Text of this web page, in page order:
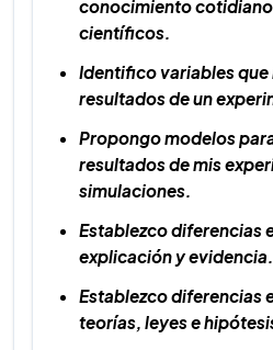
conocimiento
científicos.
Identifico variables que
resultados de un
Propongo modelos
resultados de mis
simulaciones.
Establezco diferencias
explicación y evidencia.
Establezco diferencias
teorías, leyes e